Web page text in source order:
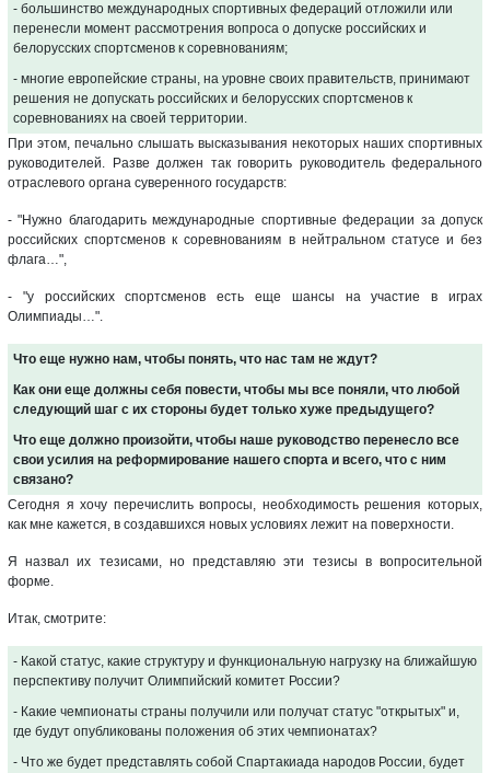
- большинство международных спортивных федераций отложили или
перенесли момент рассмотрения вопроса о допуске российских и
белорусских спортсменов к соревнованиям;
- многие европейские страны, на уровне своих правительств, принимают
решения не допускать российских и белорусских спортсменов к
соревнованиях на своей территории.
При этом, печально слышать высказывания некоторых наших спортивных
руководителей. Разве должен так говорить руководитель федерального
отраслевого органа суверенного государств:
- "Нужно благодарить международные спортивные федерации за допуск
российских спортсменов к соревнованиям в нейтральном статусе и без
флага…",
- "у российских спортсменов есть еще шансы на участие в играх
Олимпиады…".
Что еще нужно нам, чтобы понять, что нас там не ждут?
Как они еще должны себя повести, чтобы мы все поняли, что любой
следующий шаг с их стороны будет только хуже предыдущего?
Что еще должно произойти, чтобы наше руководство перенесло все
свои усилия на реформирование нашего спорта и всего, что с ним
связано?
Сегодня я хочу перечислить вопросы, необходимость решения которых,
как мне кажется, в создавшихся новых условиях лежит на поверхности.
Я назвал их тезисами, но представляю эти тезисы в вопросительной
форме.
Итак, смотрите:
- Какой статус, какие структуру и функциональную нагрузку на ближайшую
перспективу получит Олимпийский комитет России?
- Какие чемпионаты страны получили или получат статус "открытых" и,
где будут опубликованы положения об этих чемпионатах?
- Что же будет представлять собой Спартакиада народов России, будет